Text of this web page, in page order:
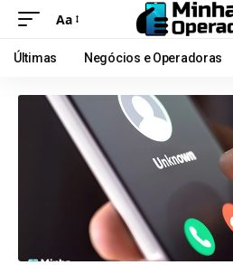
Aa
Últimas Negócios e Operadoras